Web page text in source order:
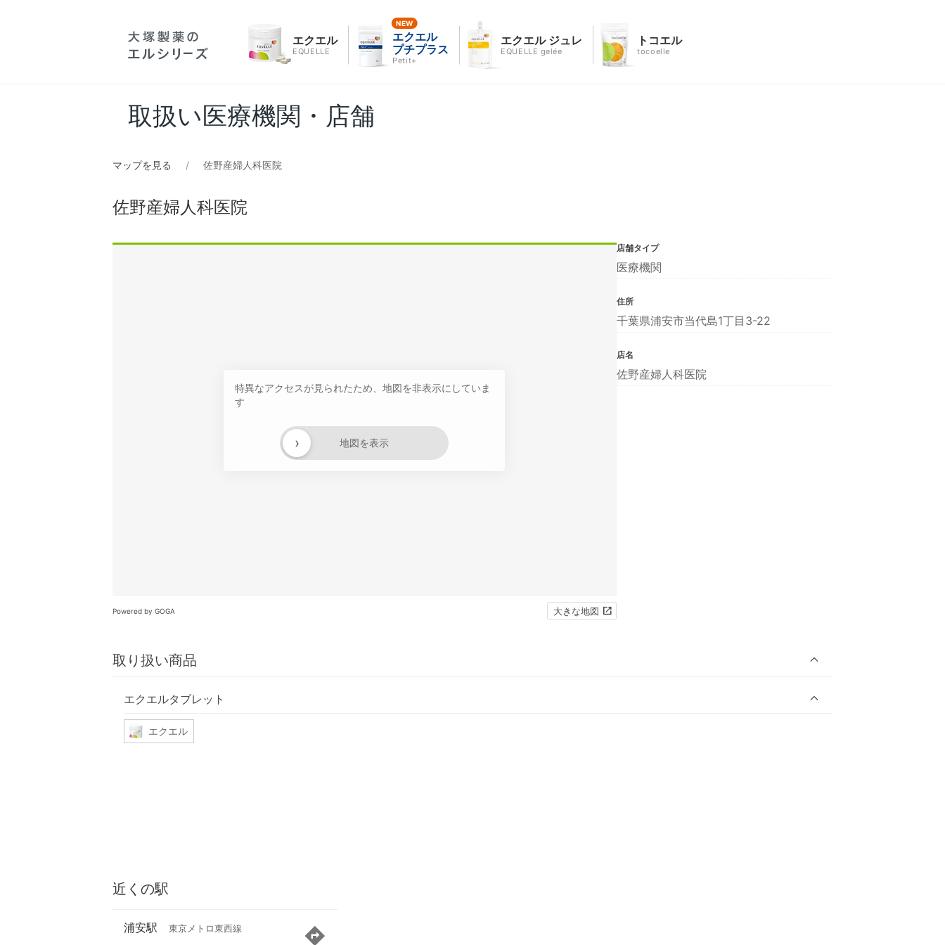
エクエル
EQUELLE
エクエル
プチプラス
Petit+
エクエル ジュレ
EQUELLE gelée
トコエル
tocoelle
取扱い医療機関・店舗
マップを見る 佐野産婦人科医院
佐野産婦人科医院
特異なアクセスが見られたため、地図を非表示にしていま
す
地図を表示
›
Powered by GOGA 大きな地図
取り扱い商品
エクエルタブレット
エクエル
店舗タイプ
医療機関
住所
千葉県浦安市当代島1丁目3-22
店名
佐野産婦人科医院
近くの駅
浦安駅 東京メトロ東西線